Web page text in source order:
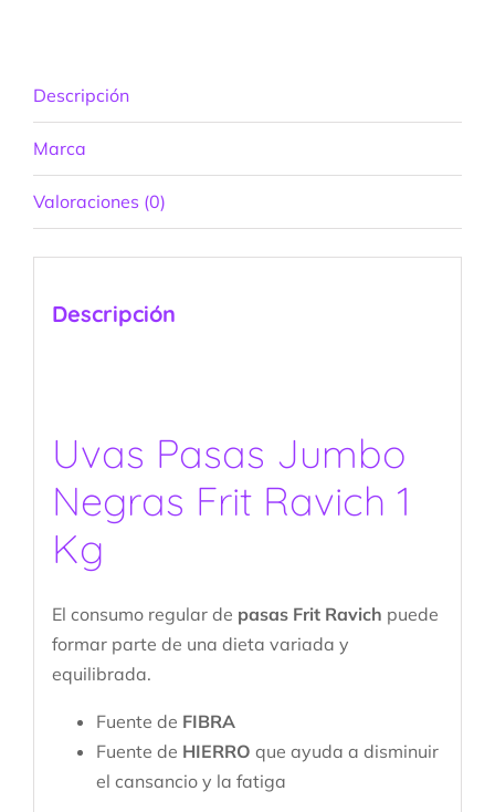
Descripción
Marca
Valoraciones (0)
Descripción
Uvas Pasas Jumbo
Negras Frit Ravich 1
Kg
El consumo regular de pasas Frit Ravich puede
formar parte de una dieta variada y
equilibrada.
Fuente de FIBRA
Fuente de HIERRO que ayuda a disminuir
el cansancio y la fatiga